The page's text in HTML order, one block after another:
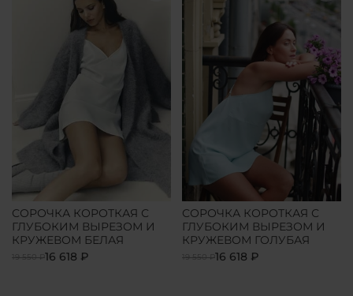
СОРОЧКА КОРОТКАЯ С
ГЛУБОКИМ ВЫРЕЗОМ И
КРУЖЕВОМ БЕЛАЯ
19 550 ₽16 618 ₽
СОРОЧКА КОРОТКАЯ С
ГЛУБОКИМ ВЫРЕЗОМ И
КРУЖЕВОМ ГОЛУБАЯ
19 550 ₽16 618 ₽